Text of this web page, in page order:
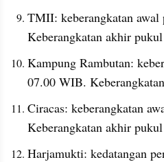
TMII: keberangkatan
Keberangkatan akhir
Kampung Rambutan:
07.00 WIB.
Ciracas: keberangkatan
Keberangkatan akhir
Harjamukti: kedatangan